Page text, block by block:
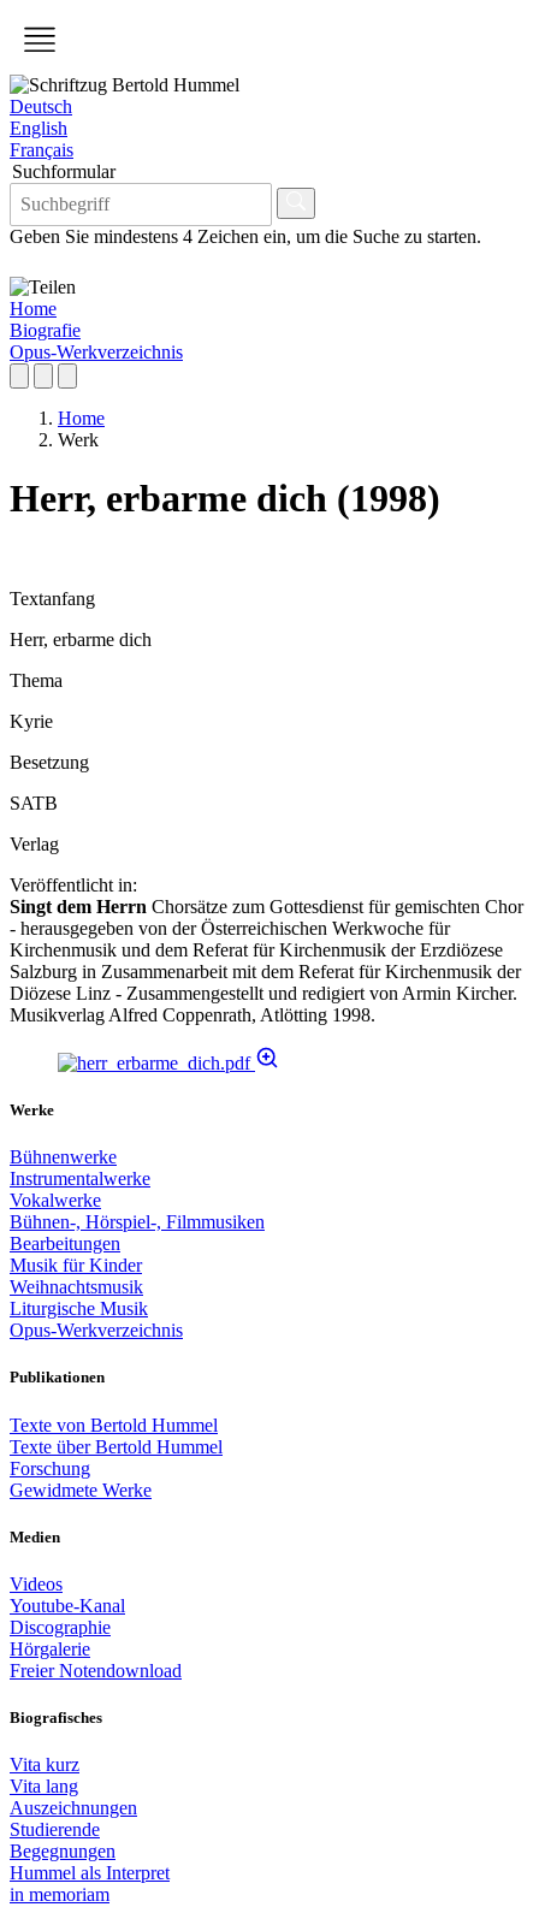
Deutsch
English
Français
Suchformular
Geben Sie mindestens 4 Zeichen ein, um die Suche zu starten.
Home
Biografie
Opus-Werkverzeichnis
Home
Werk
Herr, erbarme dich (1998)
Textanfang
Herr, erbarme dich
Thema
Kyrie
Besetzung
SATB
Verlag
Veröffentlicht in:
Singt dem Herrn Chorsätze zum Gottesdienst für gemischten Chor
- herausgegeben von der Österreichischen Werkwoche für
Kirchenmusik und dem Referat für Kirchenmusik der Erzdiözese
Salzburg in Zusammenarbeit mit dem Referat für Kirchenmusik der
Diözese Linz - Zusammengestellt und redigiert von Armin Kircher.
Musikverlag Alfred Coppenrath, Atlötting 1998.
Werke
Bühnenwerke
Instrumentalwerke
Vokalwerke
Bühnen-, Hörspiel-, Filmmusiken
Bearbeitungen
Musik für Kinder
Weihnachtsmusik
Liturgische Musik
Opus-Werkverzeichnis
Publikationen
Texte von Bertold Hummel
Texte über Bertold Hummel
Forschung
Gewidmete Werke
Medien
Videos
Youtube-Kanal
Discographie
Hörgalerie
Freier Notendownload
Biografisches
Vita kurz
Vita lang
Auszeichnungen
Studierende
Begegnungen
Hummel als Interpret
in memoriam